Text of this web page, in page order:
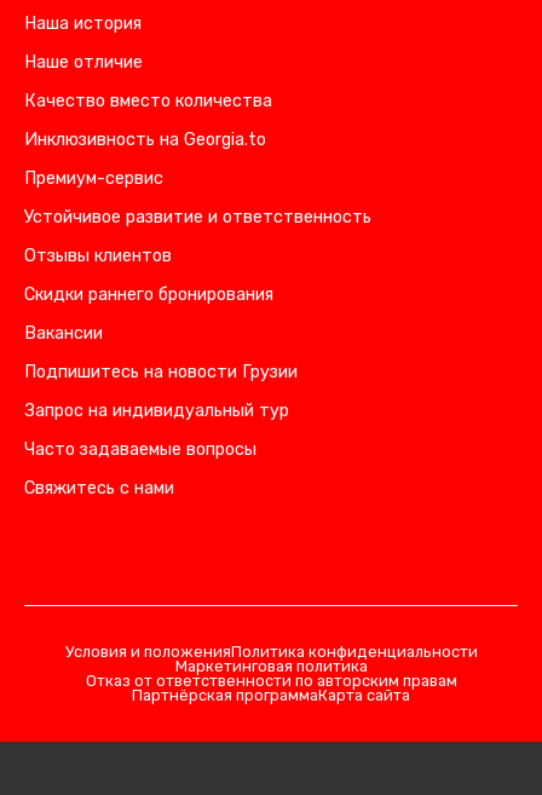
Наша история
Наше отличие
Качество вместо количества
Инклюзивность на Georgia.to
Премиум-сервис
Устойчивое развитие и ответственность
Отзывы клиентов
Скидки раннего бронирования
Вакансии
Подпишитесь на новости Грузии
Запрос на индивидуальный тур
Часто задаваемые вопросы
Свяжитесь с нами
Условия и положенияПолитика конфиденциальности
Маркетинговая политика
Отказ от ответственности по авторским правам
Партнёрская программаКарта сайта